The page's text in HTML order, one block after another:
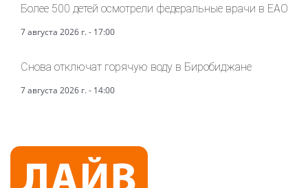
Более 500 детей осмотрели федеральные врачи в ЕАО
7 августа 2026 г. - 17:00
Снова отключат горячую воду в Биробиджане
7 августа 2026 г. - 14:00